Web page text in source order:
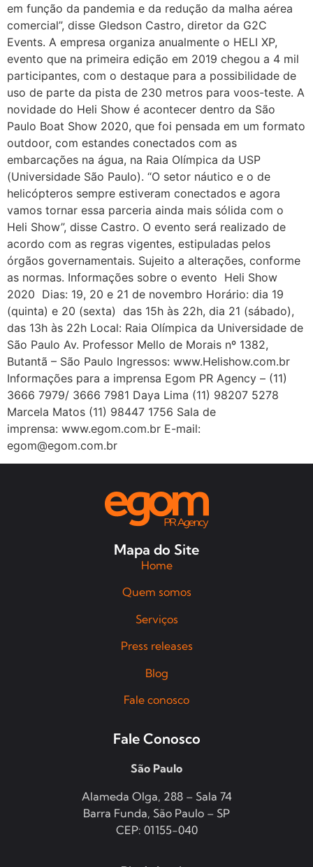
em função da pandemia e da redução da malha aérea
comercial”, disse Gledson Castro, diretor da G2C
Events. A empresa organiza anualmente o HELI XP,
evento que na primeira edição em 2019 chegou a 4 mil
participantes, com o destaque para a possibilidade de
uso de parte da pista de 230 metros para voos-teste. A
novidade do Heli Show é acontecer dentro da São
Paulo Boat Show 2020, que foi pensada em um formato
outdoor, com estandes conectados com as
embarcações na água, na Raia Olímpica da USP
(Universidade São Paulo). “O setor náutico e o de
helicópteros sempre estiveram conectados e agora
vamos tornar essa parceria ainda mais sólida com o
Heli Show”, disse Castro. O evento será realizado de
acordo com as regras vigentes, estipuladas pelos
órgãos governamentais. Sujeito a alterações, conforme
as normas. Informações sobre o evento Heli Show
2020 Dias: 19, 20 e 21 de novembro Horário: dia 19
(quinta) e 20 (sexta) das 15h às 22h, dia 21 (sábado),
das 13h às 22h Local: Raia Olímpica da Universidade de
São Paulo Av. Professor Mello de Morais nº 1382,
Butantã – São Paulo Ingressos: www.Helishow.com.br
Informações para a imprensa Egom PR Agency – (11)
3666 7979/ 3666 7981 Daya Lima (11) 98207 5278
Marcela Matos (11) 98447 1756 Sala de
imprensa: www.egom.com.br E-mail:
egom@egom.com.br
Mapa do Site
Home
Quem somos
Serviços
Press releases
Blog
Fale conosco
Fale Conosco
São Paulo
Alameda Olga, 288 – Sala 74
Barra Funda, São Paulo – SP
CEP: 01155-040